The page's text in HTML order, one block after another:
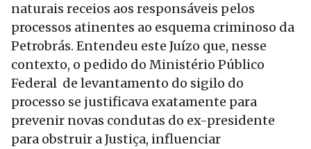
naturais receios aos responsáveis pelos
processos atinentes ao esquema criminoso da
Petrobrás. Entendeu este Juízo que, nesse
contexto, o pedido do Ministério Público
Federal de levantamento do sigilo do
processo se justificava exatamente para
prevenir novas condutas do ex-presidente
para obstruir a Justiça, influenciar